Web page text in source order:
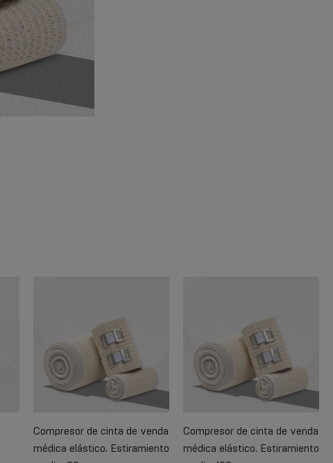
Compresor de cinta de venda
médica elástico. Estiramiento
Compresor de cinta de venda
médica elástico. Estiramiento